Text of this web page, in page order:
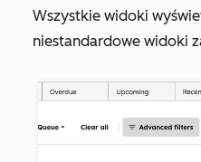
Wszystkie widoki
niestandardowe widoki